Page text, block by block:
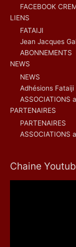
FACEBOOK
LIENS
FATAIJI
Jean Jacques
ABONNEMENTS
NEWS
NEWS
Adhésions Fataiji
ASSOCIATIONS
PARTENAIRES
PARTENAIRES
ASSOCIATIONS
Chaine